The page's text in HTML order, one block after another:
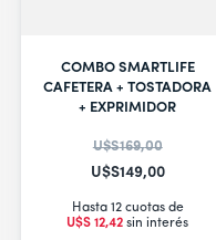
COMBO SMARTLIFE
CAFETERA + TOSTADORA
+ EXPRIMIDOR
U$S169,00
U$S149,00
Hasta 12 cuotas de
U$S 12,42 sin interés